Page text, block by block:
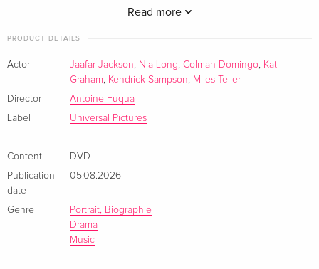
Read more
alimentato una ricerca incessante per diventare il più grande
alcune delle performance più iconiche della sua prima
carriera da solista, il film offre al pubblico un posto in prima
fila per vedere Michael Jackson come mai prima d'ora. È qui
che inizia la sua storia.
cinematografico, Nia Long (Empire, la serie The Best Man),
Laura Harrier (BlacKkKlansman, Spider-Man: Homecoming) e
Juliano Krue Valdi (The Loud House, Arco), con Miles Teller
(Top Gun: Maverick, Whiplash) e Colman Domingo (Sing Sing,
Rustin), due volte candidato all'Oscar®.
PRODUCT DETAILS
Actor Jaafar Jackson Nia Long Colman Domingo
Kat
Graham
Kendrick Sampson
Miles Teller
Director
Antoine Fuqua
Label
Universal Pictures
Content
DVD
Publication
date
05.08.2026
Genre
Portrait, Biographie
Drama
Music